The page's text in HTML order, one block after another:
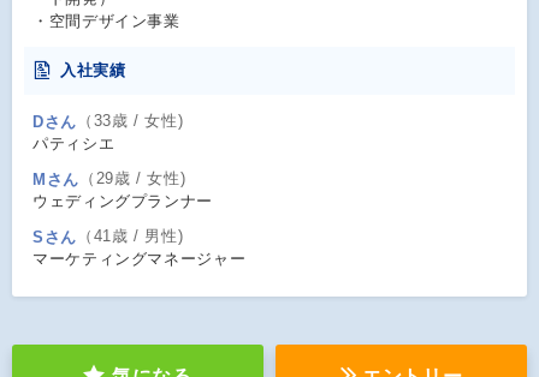
・空間デザイン事業
入社実績
Dさん （33歳 / 女性)
パティシエ
Mさん （29歳 / 女性)
ウェディングプランナー
Sさん （41歳 / 男性)
マーケティングマネージャー